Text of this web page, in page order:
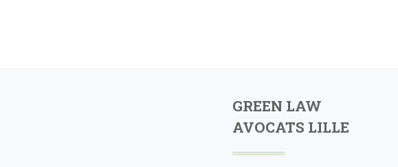
GREEN LAW
AVOCATS LILLE